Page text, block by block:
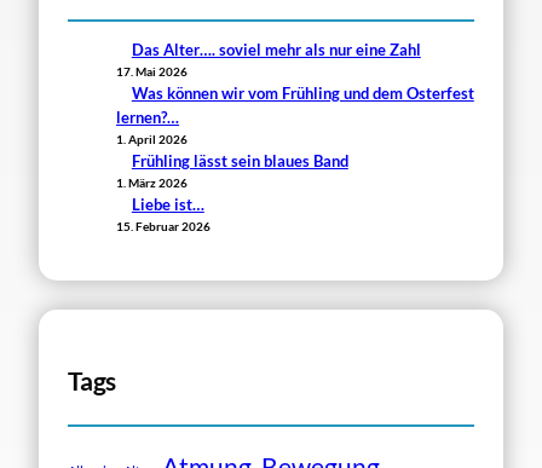
Das Alter…. soviel mehr als nur eine Zahl
17. Mai 2026
Was können wir vom Frühling und dem Osterfest
lernen?…
1. April 2026
Frühling lässt sein blaues Band
1. März 2026
Liebe ist…
15. Februar 2026
Tags